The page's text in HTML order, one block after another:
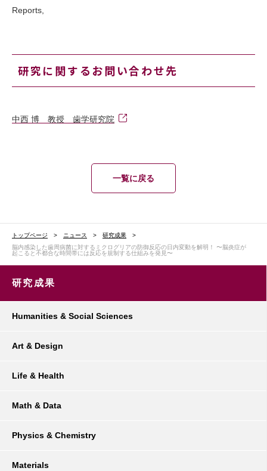
Reports,
研究に関するお問い合わせ先
中西 博 教授 歯学研究院
一覧に戻る
トップページ ニュース
研究成果
脳内感染した歯周病菌に対するミクログリアの防御反応の日内変動を解明！ 〜脳炎症が
起こると不都合な時間帯には反応を規制する仕組みを発見〜
研究成果
Humanities & Social Sciences
Art & Design
Life & Health
Math & Data
Physics & Chemistry
Materials